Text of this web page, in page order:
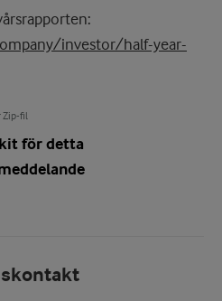
investor/half-year-
Zip-fil
för detta